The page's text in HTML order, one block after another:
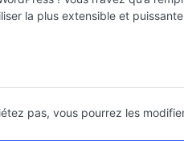
la plus extensible et
pas, vous pourrez les